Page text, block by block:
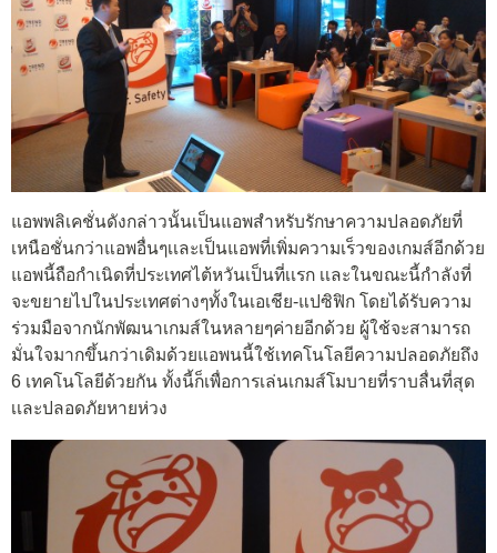
แอพพลิเคชั่นดังกล่าวนั้นเป็นแอพสำหรับรักษาความปลอดภัยที่
เหนือชั่นกว่าแอพอื่นๆเเละเป็นแอพที่เพิ่มความเร็วของเกมส์อีกด้วย
แอพนี้ถือกำเนิดที่ประเทศไต้หวันเป็นที่เเรก เเละในขณะนี้กำลังที่
จะขยายไปในประเทศต่างๆทั้งในเอเชีย-แปซิฟิก โดยได้รับความ
ร่วมมือจากนักพัฒนาเกมส์ในหลายๆค่ายอีกด้วย ผู้ใช้จะสามารถ
มั่นใจมากขึ้นกว่าเดิมด้วยแอพนนี้ใช้เทคโนโลยีความปลอดภัยถึง
6 เทคโนโลยีด้วยกัน ทั้งนี้ก็เพื่อการเล่นเกมส์โมบายที่ราบลื่นที่สุด
เเละปลอดภัยหายห่วง